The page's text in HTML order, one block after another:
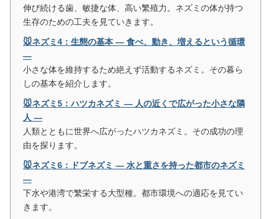
伸び続ける歯、敏捷な体、高い繁殖力。ネズミの体が持つ
生存のための工夫を見ていきます。
🐭ネズミ4：生態の基本 ― 食べ、動き、増えるという循環
―
小さな体を維持するため絶えず活動するネズミ。その暮ら
しの基本を紹介します。
🐭ネズミ5：ハツカネズミ ― 人の近くで広がった小さな隣
人 ―
人類とともに世界へ広がったハツカネズミ。その成功の理
由を探ります。
🐭ネズミ6：ドブネズミ ― 水と重さを持った都市のネズミ
―
下水や港湾で繁栄する大型種。都市環境への適応を見てい
きます。